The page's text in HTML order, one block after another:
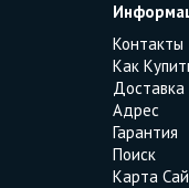
Контакты
Как
Доставка
Адрес
Гарантия
Поиск
Карта